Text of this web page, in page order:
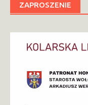
ZAPROSZENIE